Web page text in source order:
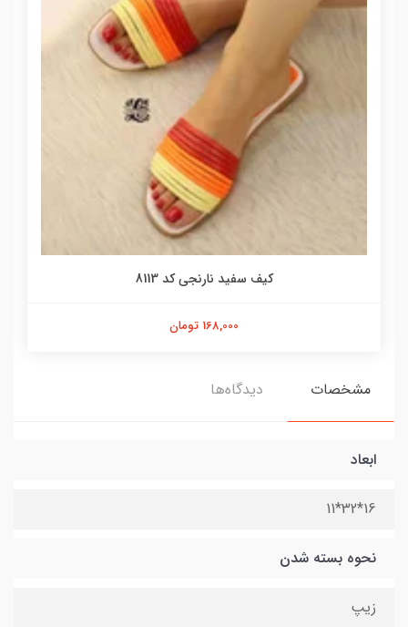
کیف سفید نارنجی کد 8113
168,000 تومان
مشخصات دیدگاه‌ها
ابعاد
16*32*11
نحوه بسته شدن
زیپ